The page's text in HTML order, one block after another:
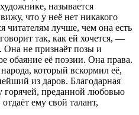
называется
что у неё нет никакого
читателям лучше, чем она есть
так, как ей хочется, —
Она не признаёт позы и
обаяние её поэзии. Она права.
который вскормил её,
из даров. Благодарная
горячей, преданной любовью
ему свой талант,